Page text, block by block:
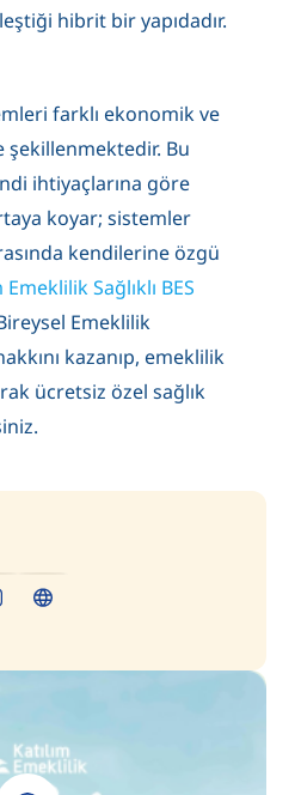
hibrit bir yapıdadır.
farklı ekonomik ve
Bu
ihtiyaçlarına göre
koyar; sistemler
kendilerine özgü
Emeklilik Sağlıklı BES
Emeklilik
kazanıp, emeklilik
ücretsiz özel sağlık